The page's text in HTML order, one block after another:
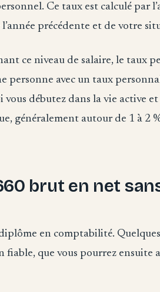
Ce taux est calculé par
précédente et de votre
ce niveau de salaire, le taux
personne avec un taux
débutez dans la vie active et
généralement autour de 1 à 2
brut en net
en comptabilité.
que vous pourrez ensuite